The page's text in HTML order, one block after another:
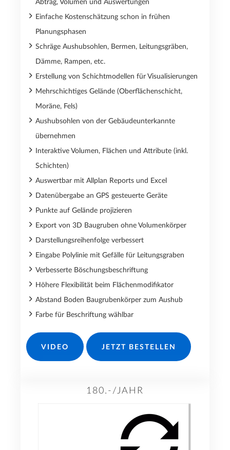
Abtrag, Volumen und Auswertungen
Einfache Kostenschätzung schon in frühen
Planungsphasen
Schräge Aushubsohlen, Bermen, Leitungsgräben,
Dämme, Rampen, etc.
Erstellung von Schichtmodellen für Visualisierungen
Mehrschichtiges Gelände (Oberflächenschicht,
Moräne, Fels)
Aushubsohlen von der Gebäudeunterkannte
übernehmen
Interaktive Volumen, Flächen und Attribute (inkl.
Schichten)
Auswertbar mit Allplan Reports und Excel
Datenübergabe an GPS gesteuerte Geräte
Punkte auf Gelände projizieren
Export von 3D Baugruben ohne Volumenkörper
Darstellungsreihenfolge verbessert
Eingabe Polylinie mit Gefälle für Leitungsgraben
Verbesserte Böschungsbeschriftung
Höhere Flexibilität beim Flächenmodifikator
Abstand Boden Baugrubenkörper zum Aushub
Farbe für Beschriftung wählbar
VIDEO JETZT BESTELLEN
180.-/JAHR